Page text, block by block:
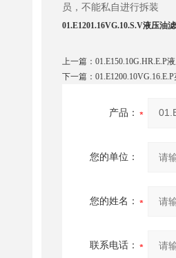
员，不能私自进行拆装
01.E1201.16VG.10.S.V液压油
上一篇： 01.E150.10G.HR.E.P
下一篇：
产品：
您的单位：
您的姓名：
联系电话：